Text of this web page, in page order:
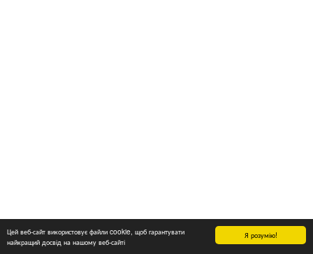
Я розумію!
Цей веб-сайт використовує файли cookie, щоб гарантувати
найкращий досвід на нашому веб-сайті